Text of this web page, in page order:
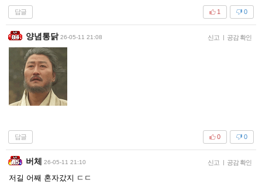
답글 0
1
양념통닭 26-05-11 21:08 신고 | 공감 확인
답글 0
0
버체 26-05-11 21:10 신고 | 공감 확인
저길 어째 혼자갔지 ㄷㄷ